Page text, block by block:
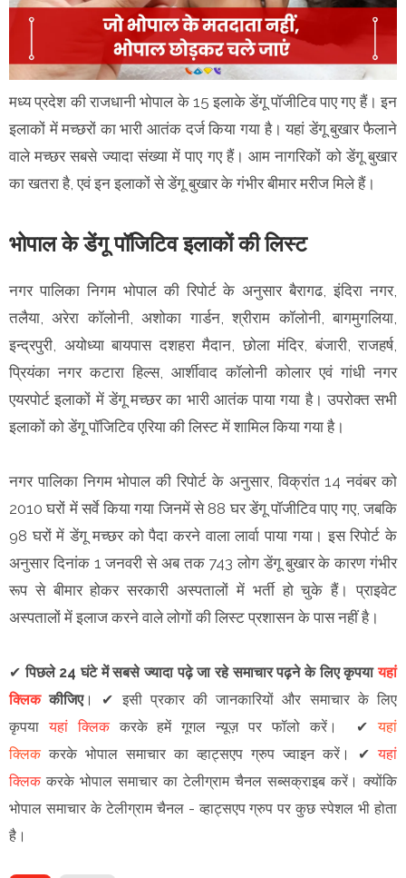
मध्य प्रदेश की राजधानी भोपाल के 15 इलाके डेंगू पॉजीटिव पाए गए हैं। इन
इलाकों में मच्छरों का भारी आतंक दर्ज किया गया है। यहां डेंगू बुखार फैलाने
वाले मच्छर सबसे ज्यादा संख्या में पाए गए हैं। आम नागरिकों को डेंगू बुखार
का खतरा है, एवं इन इलाकों से डेंगू बुखार के गंभीर बीमार मरीज मिले हैं।
भोपाल के डेंगू पॉजिटिव इलाकों की लिस्ट
नगर पालिका निगम भोपाल की रिपोर्ट के अनुसार बैरागढ, इंदिरा नगर,
तलैया, अरेरा कॉलोनी, अशोका गार्डन, श्रीराम कॉलोनी, बागमुगलिया,
इन्द्रपुरी, अयोध्या बायपास दशहरा मैदान, छोला मंदिर, बंजारी, राजहर्ष,
प्रियंका नगर कटारा हिल्स, आर्शीवाद कॉलोनी कोलार एवं गांधी नगर
एयरपोर्ट इलाकों में डेंगू मच्छर का भारी आतंक पाया गया है। उपरोक्त सभी
इलाकों को डेंगू पॉजिटिव एरिया की लिस्ट में शामिल किया गया है।
नगर पालिका निगम भोपाल की रिपोर्ट के अनुसार, विक्रांत 14 नवंबर को
2010 घरों में सर्वे किया गया जिनमें से 88 घर डेंगू पॉजीटिव पाए गए, जबकि
98 घरों में डेंगू मच्छर को पैदा करने वाला लार्वा पाया गया। इस रिपोर्ट के
अनुसार दिनांक 1 जनवरी से अब तक 743 लोग डेंगू बुखार के कारण गंभीर
रूप से बीमार होकर सरकारी अस्पतालों में भर्ती हो चुके हैं। प्राइवेट
अस्पतालों में इलाज करने वाले लोगों की लिस्ट प्रशासन के पास नहीं है।
✔ पिछले 24 घंटे में सबसे ज्यादा पढ़े जा रहे समाचार पढ़ने के लिए कृपयायहां
क्लिककीजिए। ✔ इसी प्रकार की जानकारियों और समाचार के लिए
कृपयायहां क्लिककरके हमें गूगल न्यूज़ पर फॉलो करें। ✔यहां
क्लिककरके भोपाल समाचार का व्हाट्सएप ग्रुप ज्वाइन करें । ✔यहां
क्लिककरके भोपाल समाचार का टेलीग्राम चैनल सब्सक्राइब करें। क्योंकि
भोपाल समाचार के टेलीग्राम चैनल - व्हाट्सएप ग्रुप पर कुछ स्पेशल भी होता
है।